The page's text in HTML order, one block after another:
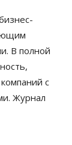
В полной
с
Журнал